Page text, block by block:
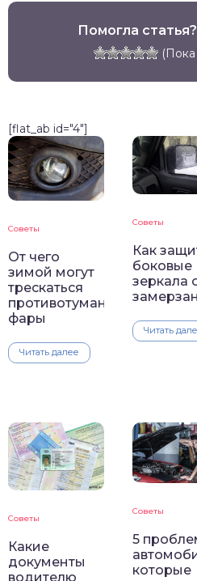
Помогла
[flat_ab id="4"]
Советы
От чего
зимой могут
трескаться
противотуманные
фары
Читать далее
Советы
Как
боковые
зеркала
Читать
Советы
Какие
документы
водителю
Советы
5
которые